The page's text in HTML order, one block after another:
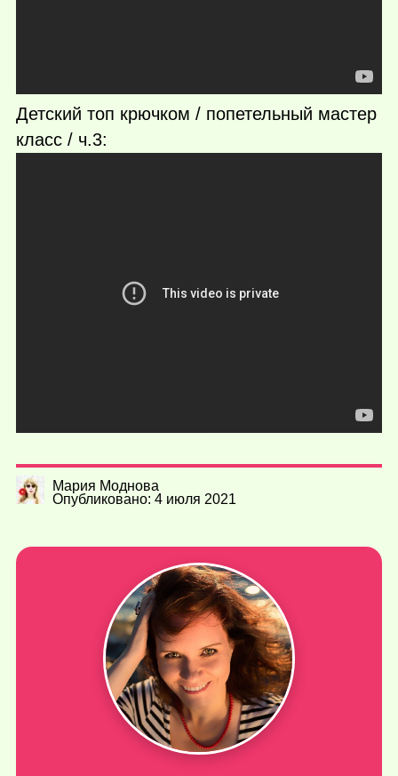
Детский топ крючком / попетельный мастер
класс / ч.3:
Мария Моднова
Опубликовано: 4 июля 2021